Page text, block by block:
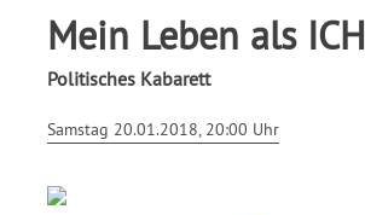
Mein Leben als ICH
Politisches Kabarett
Samstag 20.01.2018, 20:00 Uhr